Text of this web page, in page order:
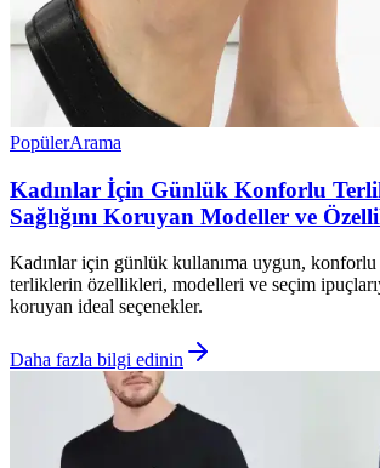
PopülerArama
Kadınlar İçin Günlük Konforlu
Sağlığını Koruyan Modeller ve
Kadınlar için günlük kullanıma uygun,
terliklerin özellikleri, modelleri ve seçim
koruyan ideal seçenekler.
Daha fazla bilgi edinin